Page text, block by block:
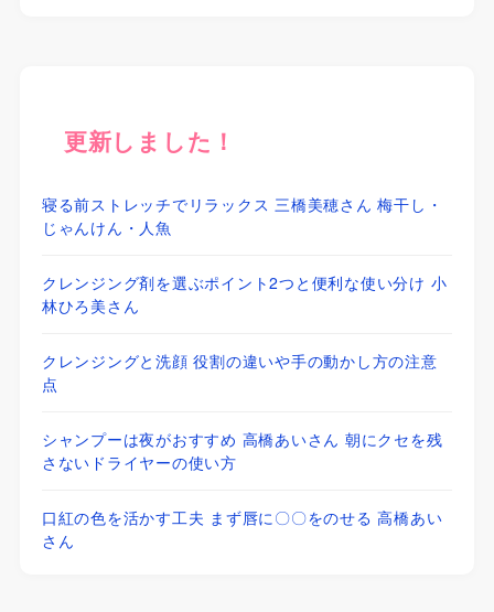
更新しました！
寝る前ストレッチでリラックス 三橋美穂さん 梅干し・
じゃんけん・人魚
クレンジング剤を選ぶポイント2つと便利な使い分け 小
林ひろ美さん
クレンジングと洗顔 役割の違いや手の動かし方の注意
点
シャンプーは夜がおすすめ 高橋あいさん 朝にクセを残
さないドライヤーの使い方
口紅の色を活かす工夫 まず唇に〇〇をのせる 高橋あい
さん